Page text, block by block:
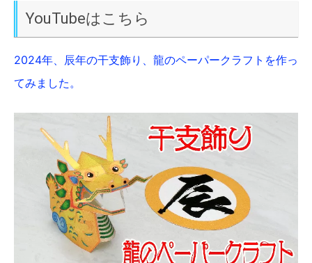
YouTubeはこちら
2024年、辰年の干支飾り、龍のペーパークラフトを作っ
てみました。